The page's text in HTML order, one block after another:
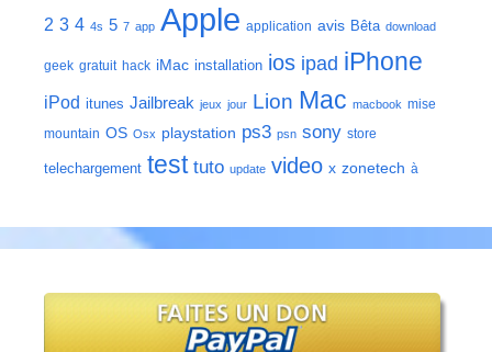
2 3 4 4s 5 7 app Apple application avis Bêta download
geek gratuit hack iMac installation ios ipad iPhone
iPod itunes Jailbreak jeux jour Lion Mac macbook mise
mountain OS Osx playstation ps3 psn sony store
telechargement test tuto update video x zonetech à